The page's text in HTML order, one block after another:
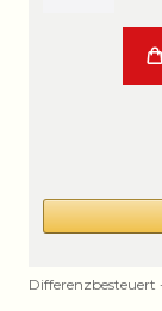
Differenzbesteuert